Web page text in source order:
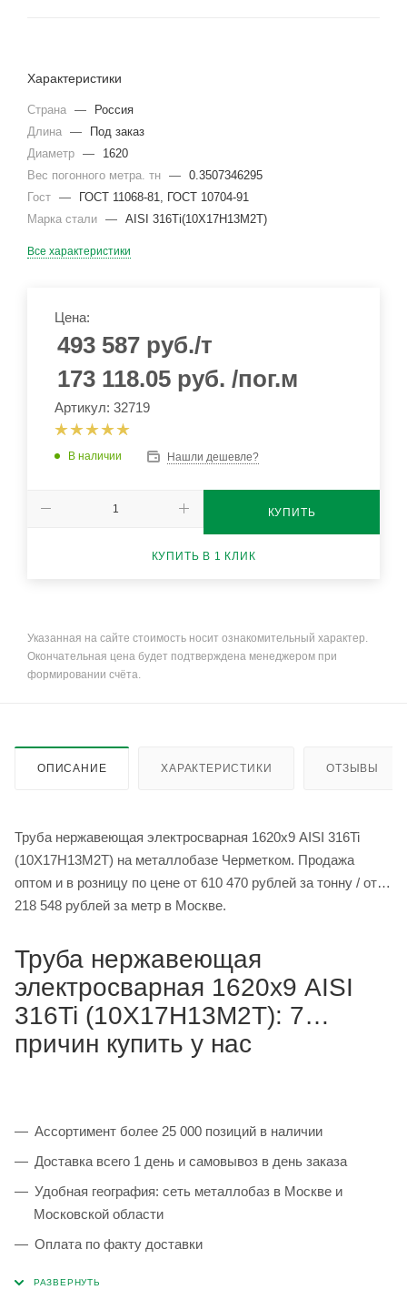
Характеристики
Страна —
Россия
Длина —
Под заказ
Диаметр —
1620
Вес погонного метра. тн — 0.3507346295
Гост —
ГОСТ 11068-81, ГОСТ 10704-91
Марка стали — AISI 316Ti(10Х17Н13М2Т)
Все характеристики
Цена:
493 587 руб./т
173 118.05 руб. /пог.м
Артикул: 32719
В наличии Нашли дешевле?
КУПИТЬ
КУПИТЬ В 1 КЛИК
Указанная на сайте стоимость носит ознакомительный характер.
Окончательная цена будет подтверждена менеджером при
формировании счёта.
ОПИСАНИЕ ХАРАКТЕРИСТИКИ ОТЗЫВЫ
Труба нержавеющая электросварная 1620х9 AISI 316Ti
(10Х17Н13М2Т) на металлобазе Черметком. Продажа
оптом и в розницу по цене от 610 470 рублей за тонну / от
218 548 рублей за метр в Москве.
Труба нержавеющая
электросварная 1620х9 AISI
316Ti (10Х17Н13М2Т): 7
причин купить у нас
Ассортимент более 25 000 позиций в наличии
Доставка всего 1 день и самовывоз в день заказа
Удобная география: сеть металлобаз в Москве и
Московской области
Оплата по факту доставки